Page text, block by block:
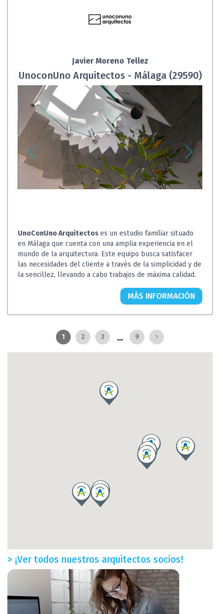
Javier Moreno Tellez
UnoconUno Arquitectos - Málaga (29590)
UnoConUno Arquitectos es un estudio familiar situado
en Málaga que cuenta con una amplia experiencia en el
mundo de la arquitectura. Este equipo busca satisfacer
las necesidades del cliente a través de la simplicidad y de
la sencillez, llevando a cabo trabajos de máxima calidad.
MÁS INFORMACIÓN
1 2 3 ... 9
> ¡Ver todos nuestros arquitectos socios!